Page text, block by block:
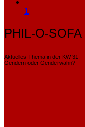
1
PHIL-O-
Aktuelles Thema in der KW 31:
Gendern oder Genderwahn?